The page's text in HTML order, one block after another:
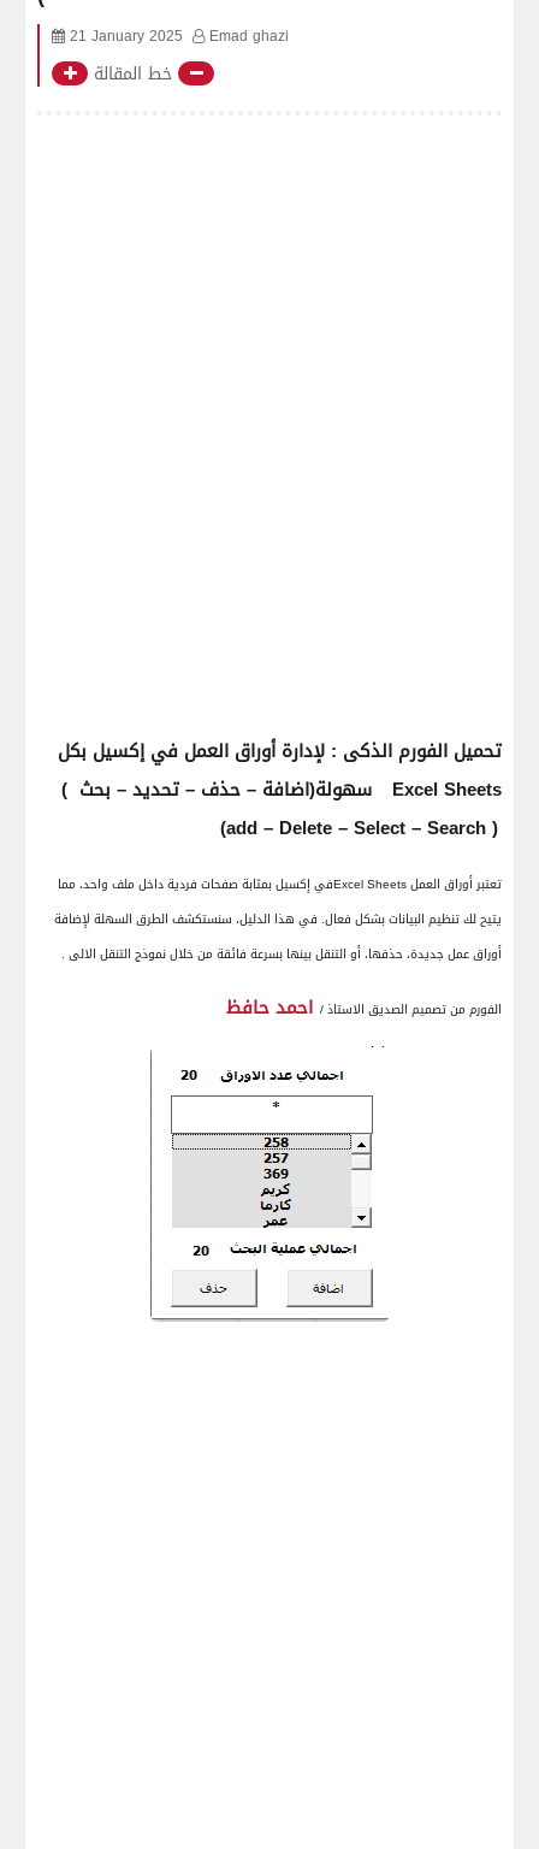
21 January 2025 Emad ghazi
خط المقالة
تحميل الفورم الذكى : لإدارة أوراق العمل في إكسيل بكل
سهولة(اضافة – حذف – تحديد – بحث )
Excel Sheets
(add – Delete – Select – Search )
تعتبر أوراق العملExcel Sheetsفي إكسيل بمثابة صفحات فردية داخل ملف واحد، مما
يتيح لك تنظيم البيانات بشكل فعال. في هذا الدليل، سنستكشف الطرق السهلة لإضافة
أوراق عمل جديدة، حذفها، أو التنقل بينها بسرعة فائقة من خلال نموذج التنقل الالى .
الفورم من تصميم الصديق الاستاذ / احمد حافظ